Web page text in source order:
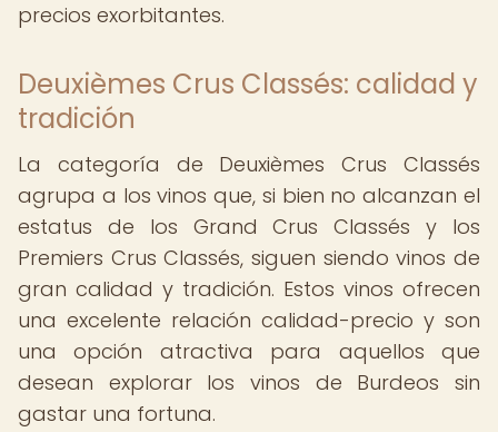
precios exorbitantes.
Deuxièmes Crus Classés: calidad y
tradición
La categoría de Deuxièmes Crus Classés
agrupa a los vinos que, si bien no alcanzan el
estatus de los Grand Crus Classés y los
Premiers Crus Classés, siguen siendo vinos de
gran calidad y tradición. Estos vinos ofrecen
una excelente relación calidad-precio y son
una opción atractiva para aquellos que
desean explorar los vinos de Burdeos sin
gastar una fortuna.